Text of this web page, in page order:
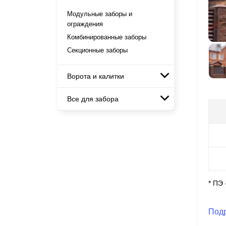
Металлические заборы
Металлические ограждения
Комплекты заборов-лего
"сделай сам"
Быстровозводимые заборы
Модульные заборы и
ограждения
Комбинированные заборы
Секционные заборы
Ворота и калитки
Ворота откатные
Все для забора
* ПЭ